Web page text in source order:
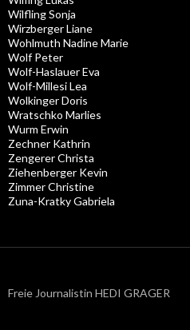
Wilfling Sonja
Wirzberger Liane
Wohlmuth Nadine Marie
Wolf Peter
Wolf-Haslauer Eva
Wolf-Millesi Lea
Wolkinger Doris
Wratschko Marlies
Wurm Erwin
Zechner Kathrin
Zengerer Christa
Ziehenberger Kevin
Zimmer Christine
Zuna-Kratky Gabriela
Freie Journalistin HEDI GRAGER